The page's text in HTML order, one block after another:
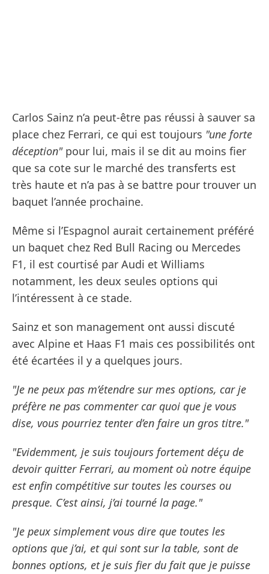
Carlos Sainz n’a peut-être pas réussi à sauver sa
place chez Ferrari, ce qui est toujours "une forte
déception"pour lui, mais il se dit au moins fier
que sa cote sur le marché des transferts est
très haute et n’a pas à se battre pour trouver un
baquet l’année prochaine.
Même si l’Espagnol aurait certainement préféré
un baquet chez Red Bull Racing ou Mercedes
F1, il est courtisé par Audi et Williams
notamment, les deux seules options qui
l’intéressent à ce stade.
Sainz et son management ont aussi discuté
avec Alpine et Haas F1 mais ces possibilités ont
été écartées il y a quelques jours.
"Je ne peux pas m’étendre sur mes options, car je
préfère ne pas commenter car quoi que je vous
dise, vous pourriez tenter d’en faire un gros titre."
"Evidemment, je suis toujours fortement déçu de
devoir quitter Ferrari, au moment où notre équipe
est enfin compétitive sur toutes les courses ou
presque. C’est ainsi, j’ai tourné la page."
"Je peux simplement vous dire que toutes les
options que j’ai, et qui sont sur la table, sont de
bonnes options, et je suis fier du fait que je puisse